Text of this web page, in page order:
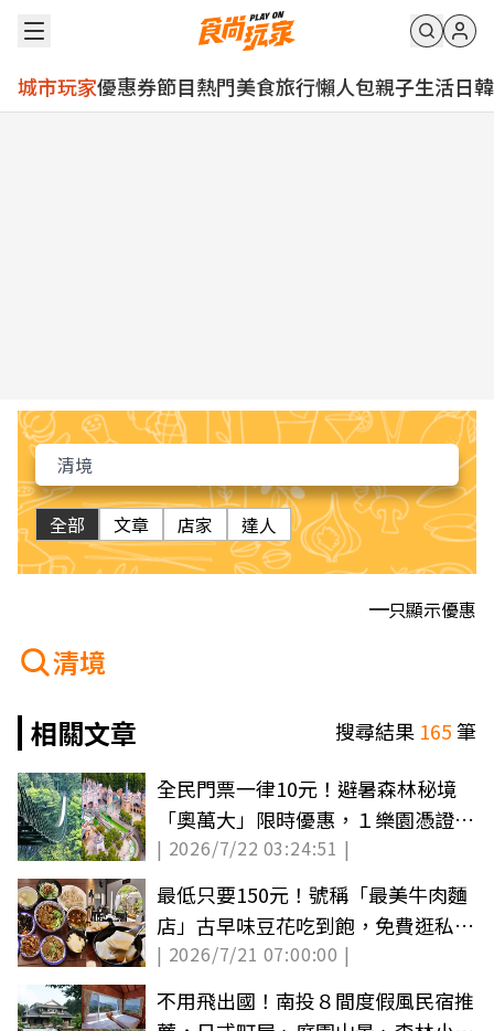
城市玩家優惠券節目熱門美食旅行懶人包親子生活日韓
全部 文章 店家 達人
只顯示優惠
清境
相關文章
搜尋結果 165筆
全民門票一律10元！避暑森林秘境
「奧萬大」限時優惠，１樂園憑證件
免費玩
| 2026/7/22 03:24:51 |
最低只要150元！號稱「最美牛肉麵
店」古早味豆花吃到飽，免費逛私人
美術館
| 2026/7/21 07:00:00 |
不用飛出國！南投８間度假風民宿推